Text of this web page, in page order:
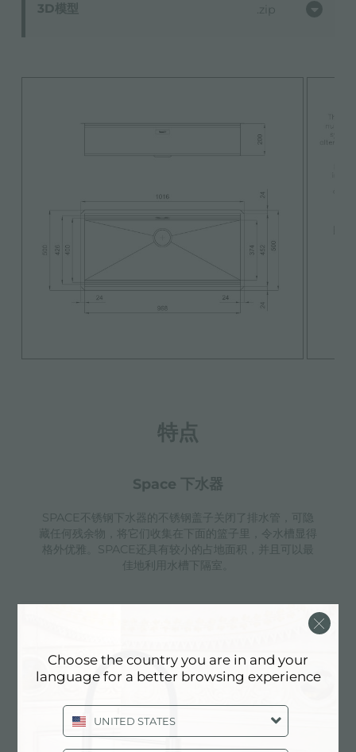
3D模型 zip
特点
space 下水器
SPACE不锈钢下水器的不锈钢盖子关闭了排水管，可隐
藏任何残余物，将它们收集在下面的篮子里，令水槽显得
格外优雅。SPACE还具有较小的占地面积，并且可以最
佳地利用水槽下隔室。
Foster Milano水槽使用巧妙的设计可以同时使用多个不
同的附件。最上面一层，可以放置可滑动的创新的黑搁
架，可以创造一个大的工作平面来冲洗食物和餐具。第二
层用来放置和滑动通用配件，可以完成洗、冲、切、剁等
多种功能。第三层靠近水槽底部，你可以放置冲洗过的食
Choose the country you are in and your
language for a better browsing experience
UNITED STATES